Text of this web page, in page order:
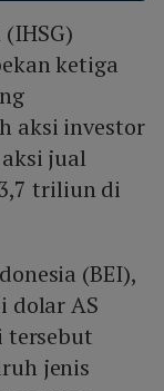
ketiga
aksi investor
jual
triliun di
(BEI),
dolar AS
tersebut
jenis